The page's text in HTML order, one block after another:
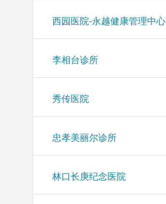
西园医院-永越健康管理中心
李相台诊所
秀传医院
忠孝美丽尔诊所
林口长庚纪念医院